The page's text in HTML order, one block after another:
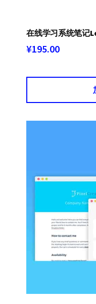
在线学习系统笔记
¥195.00